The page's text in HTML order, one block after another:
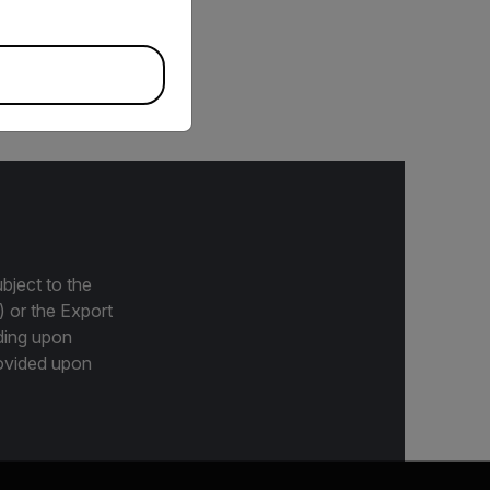
FLIR R&D/Science,
MWIR.
to the
or the Export
upon
upon